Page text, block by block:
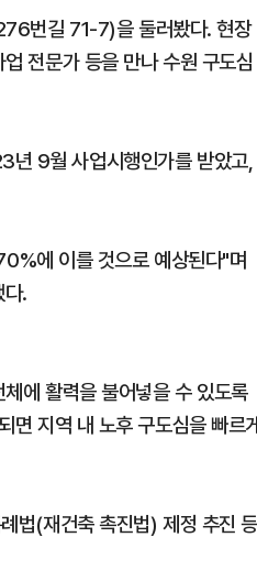
번길 71-7)을 둘러봤다. 현장
전문가 등을 만나 수원 구도심
년 9월 사업시행인가를 받았고,
에 이를 것으로 예상된다"며
.
에 활력을 불어넣을 수 있도록
면 지역 내 노후 구도심을 빠르
법(재건축 촉진법) 제정 추진